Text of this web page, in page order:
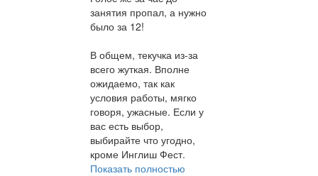
занятия пропал, а нужно
было за 12!
В общем, текучка из-за
всего жуткая. Вполне
ожидаемо, так как
условия работы, мягко
говоря, ужасные. Если у
вас есть выбор,
выбирайте что угодно,
кроме Инглиш Фест.
Показать полностью